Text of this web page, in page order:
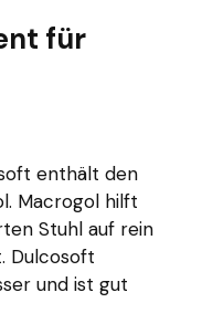
für
enthält den
Macrogol hilft
Stuhl auf rein
Dulcosoft
und ist gut